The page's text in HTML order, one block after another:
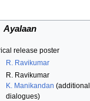
Ayalaan
release poster
R. Ravikumar
R. Ravikumar
K. Manikandan (additional
dialogues)